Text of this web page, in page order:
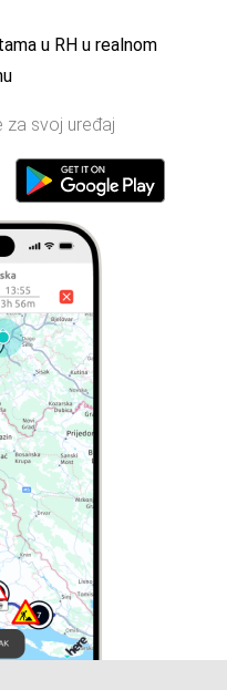
u RH u realnom
za svoj uređaj